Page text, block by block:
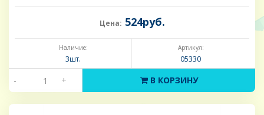
Цена: 524руб.
Наличие:
3шт.
Артикул:
05330
- + В КОРЗИНУ